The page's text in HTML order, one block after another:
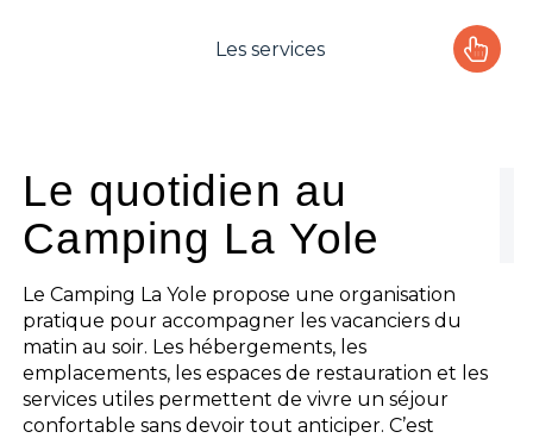
Les services
Les activités
Les infos pratiques
Le quotidien au
Camping La Yole
Le Camping La Yole propose une organisation
pratique pour accompagner les vacanciers du
matin au soir. Les hébergements, les
emplacements, les espaces de restauration et les
services utiles permettent de vivre un séjour
confortable sans devoir tout anticiper. C’est